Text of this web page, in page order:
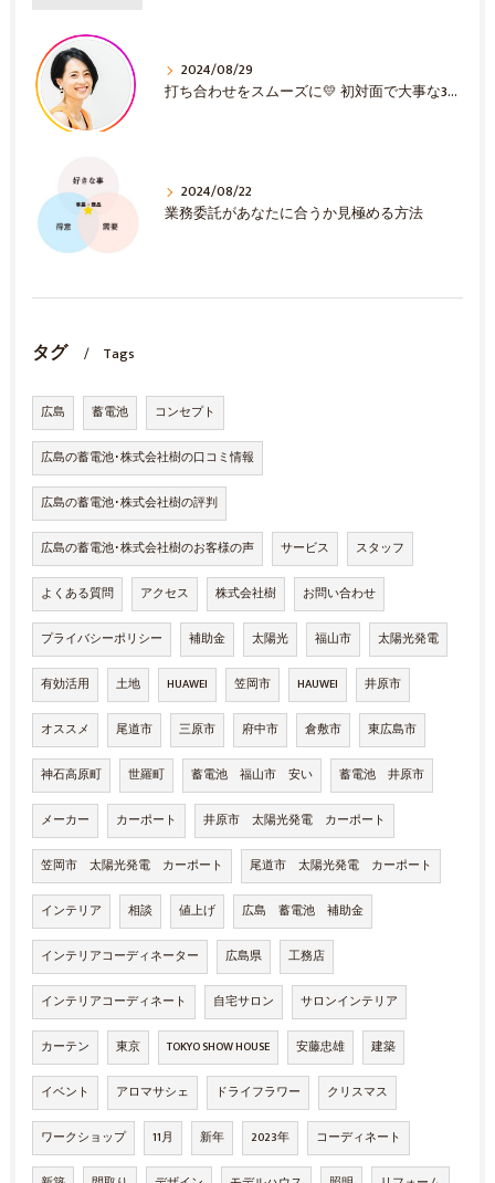
2024/08/29
打ち合わせをスムーズに💛 初対面で大事な3選！
2024/08/22
業務委託があなたに合うか見極める方法
タグ Tags
広島 蓄電池 コンセプト
広島の蓄電池･株式会社樹の口コミ情報
広島の蓄電池･株式会社樹の評判
広島の蓄電池･株式会社樹のお客様の声 サービス スタッフ
よくある質問 アクセス 株式会社樹 お問い合わせ
プライバシーポリシー 補助金 太陽光 福山市 太陽光発電
有効活用 土地 HUAWEI 笠岡市 HAUWEI 井原市
オススメ 尾道市 三原市 府中市 倉敷市 東広島市
神石高原町 世羅町 蓄電池 福山市 安い 蓄電池 井原市
メーカー カーポート 井原市 太陽光発電 カーポート
笠岡市 太陽光発電 カーポート 尾道市 太陽光発電 カーポート
インテリア 相談 値上げ 広島 蓄電池 補助金
インテリアコーディネーター 広島県 工務店
インテリアコーディネート 自宅サロン サロンインテリア
カーテン 東京 TOKYO SHOW HOUSE 安藤忠雄 建築
イベント アロマサシェ ドライフラワー クリスマス
ワークショップ 11月 新年 2023年 コーディネート